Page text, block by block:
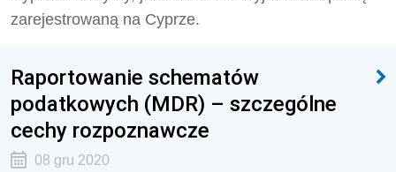
zarejestrowaną na Cyprze.
Raportowanie schematów
podatkowych (MDR) – szczególne
cechy rozpoznawcze
08 gru 2020